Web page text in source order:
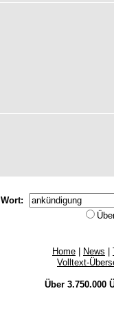
Wort:
Home News
Volltext-
Über 3.750.000